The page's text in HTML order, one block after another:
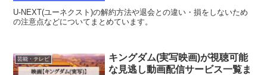
U-NEXT(ユーネクスト)の解約方法や退会との違い・損をしないため
の注意点などについてまとめています。
芸能・テレビ
キングダム(実写映画)が視聴可能
な見逃し動画配信サービス一覧ま